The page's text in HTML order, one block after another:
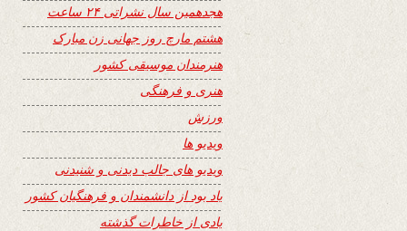
هجدهمین سال نشراتی ۲۴ ساعت
هشتم مارچ روز جهانی زن مبارک
هنرمندان موسیقی کشور
هنری و فرهنگی
ورزش
ویدیو ها
ویدیو های جالب دیدنی و شنیدنی
یاد بود از دانشمندان و فرهنگیان کشور
یادی از خاطرات گذشته